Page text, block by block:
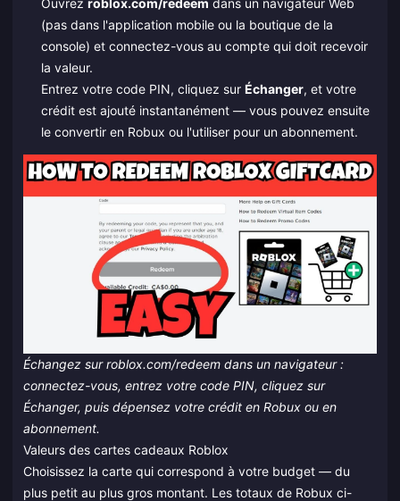
Ouvrez roblox.com/redeem dans un navigateur Web
(pas dans l'application mobile ou la boutique de la
console) et connectez-vous au compte qui doit recevoir
la valeur.
Entrez votre code PIN, cliquez sur Échanger, et votre
crédit est ajouté instantanément — vous pouvez ensuite
le convertir en Robux ou l'utiliser pour un abonnement.
Échangez sur roblox.com/redeem dans un navigateur :
connectez-vous, entrez votre code PIN, cliquez sur
Échanger, puis dépensez votre crédit en Robux ou en
abonnement.
Valeurs des cartes cadeaux Roblox
Choisissez la carte qui correspond à votre budget — du
plus petit au plus gros montant. Les totaux de Robux ci-